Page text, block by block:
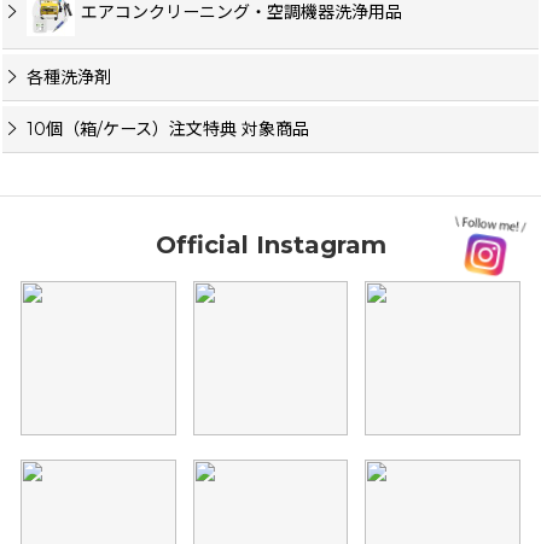
エアコンクリーニング・空調機器洗浄用品
各種洗浄剤
10個（箱/ケース）注文特典 対象商品
Official Instagram